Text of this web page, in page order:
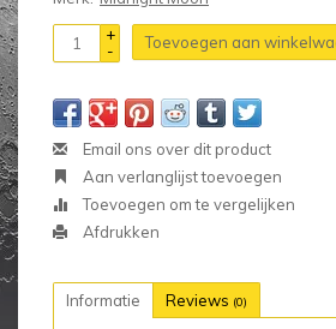
+
-
Toevoegen aan
Email ons over dit product
Aan verlanglijst toevoegen
Toevoegen om te vergelijken
Afdrukken
Informatie Reviews (0)